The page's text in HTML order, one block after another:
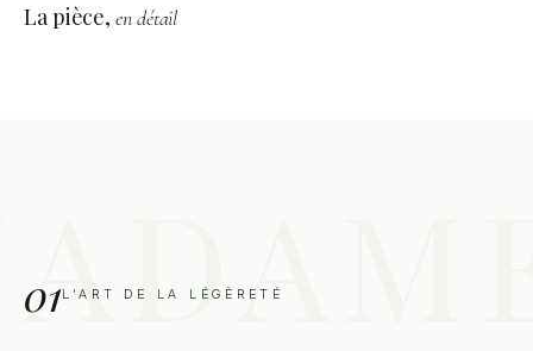
La pièce,en détail
01L'ART DE LA LÉGÈRETÉ